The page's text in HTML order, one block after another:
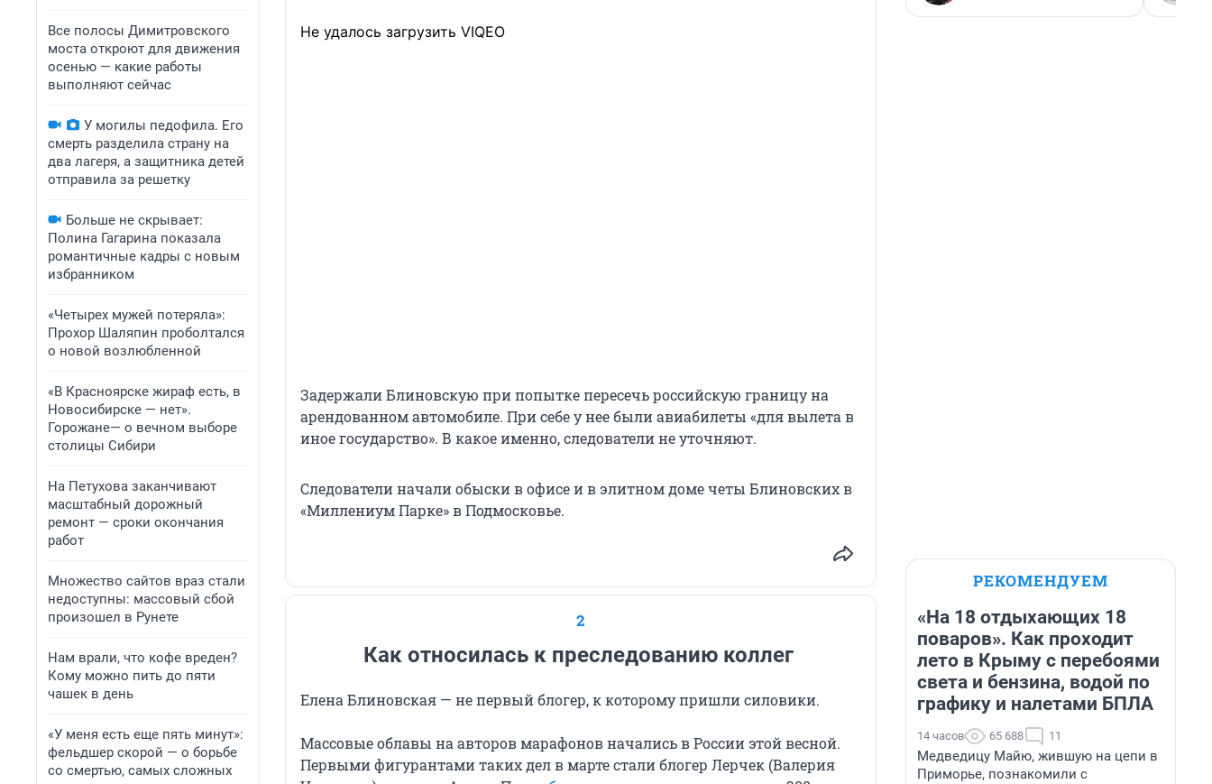
Все полосы Димитровского
моста откроют для движения
осенью — какие работы
выполняют сейчас
У могилы педофила. Его
смерть разделила страну на
два лагеря, а защитника детей
отправила за решетку
Больше не скрывает:
Полина Гагарина показала
романтичные кадры с новым
избранником
«Четырех мужей потеряла»:
Прохор Шаляпин проболтался
о новой возлюбленной
«В Красноярске жираф есть, в
Новосибирске — нет».
Горожане— о вечном выборе
столицы Сибири
На Петухова заканчивают
масштабный дорожный
ремонт — сроки окончания
работ
Множество сайтов враз стали
недоступны: массовый сбой
произошел в Рунете
Нам врали, что кофе вреден?
Кому можно пить до пяти
чашек в день
«У меня есть еще пять минут»:
фельдшер скорой — о борьбе
со смертью, самых сложных
Не удалось загрузить VIQEO
Задержали Блиновскую при попытке пересечь российскую границу на
арендованном автомобиле. При себе у нее были авиабилеты «для вылета в
иное государство». В какое именно, следователи не уточняют.
Следователи начали обыски в офисе и в элитном доме четы Блиновских в
«Миллениум Парке» в Подмосковье.
2
Как относилась к преследованию коллег
Елена Блиновская — не первый блогер, к которому пришли силовики.
Массовые облавы на авторов марафонов начались в России этой весной.
Первыми фигурантами таких дел в марте стали блогер Лерчек (Валерия
РЕКОМЕНДУЕМ
«На 18 отдыхающих 18
поваров». Как проходит
лето в Крыму с перебоями
света и бензина, водой по
графику и налетами БПЛА
14 часов 65 688 11
Медведицу Майю, жившую на цепи в
Приморье, познакомили с